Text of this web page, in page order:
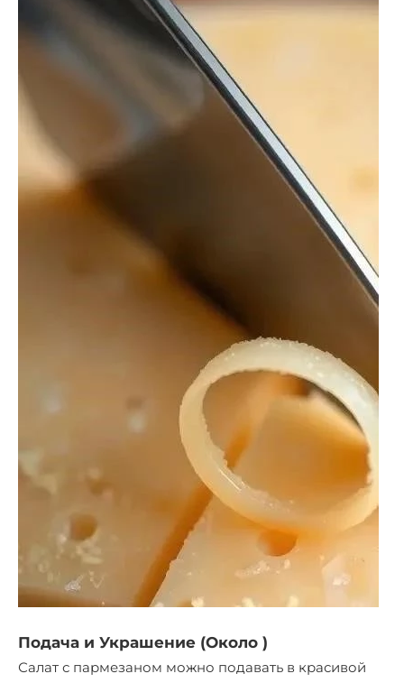
Подача и Украшение (Около )
Салат с пармезаном можно подавать в красивой